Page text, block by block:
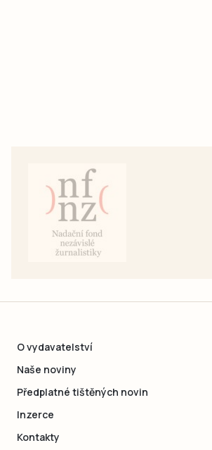
O vydavatelství
Naše noviny
Předplatné tištěných novin
Inzerce
Kontakty